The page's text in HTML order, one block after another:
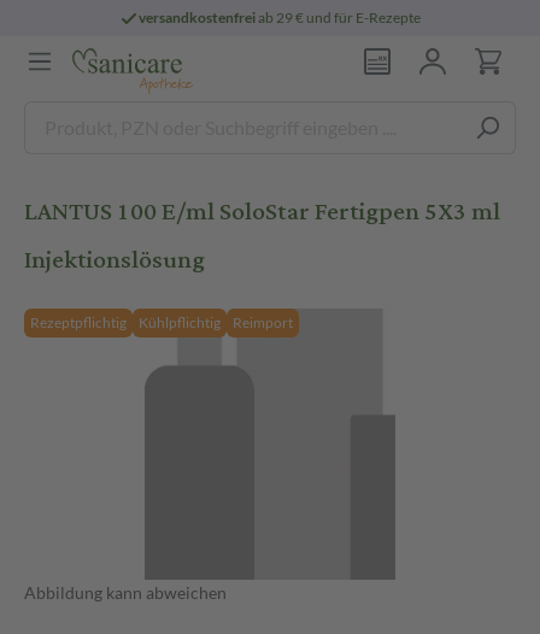
versandkostenfreiab 29 € und für E-Rezepte
LANTUS 100 E/ml SoloStar Fertigpen 5X3 ml
Injektionslösung
Rezeptpflichtig Kühlpflichtig Reimport
Abbildung kann abweichen